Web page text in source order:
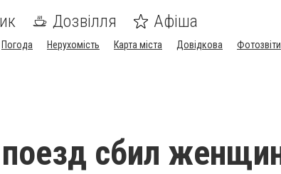
Дозвілля Афіша
Погода Нерухомість Карта міста Довідкова Фотозвіти
сбил